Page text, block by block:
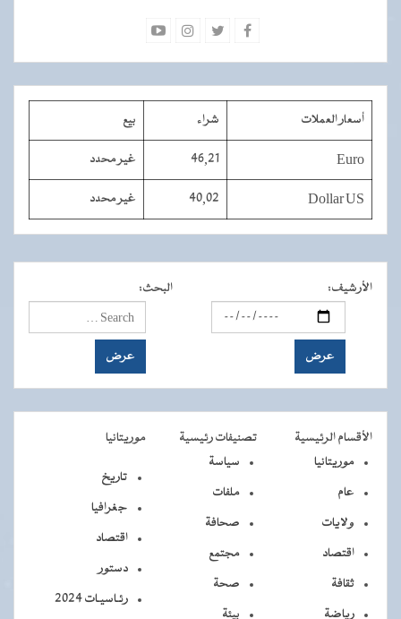
أسعار العملات شراء بيع
Euro
46,21 غير محدد
Dollar US
40,02 غير محدد
الأرشيف: البحث:
الأقسام الرئيسية تصنيفات رئيسية
موريتانيا
موريتانيا
عام
ولايات
اقتصاد
ثقافة
رياضة
سياسة
ملفات
صحافة
مجتمع
صحة
بيئة
تاريخ
جغرافيا
اقتصاد
دستور
رئـاسيـات 2024